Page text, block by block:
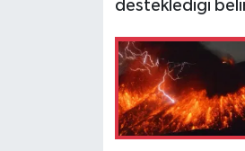
desteklediği
Resmi İlan
Rüya Tabirleri